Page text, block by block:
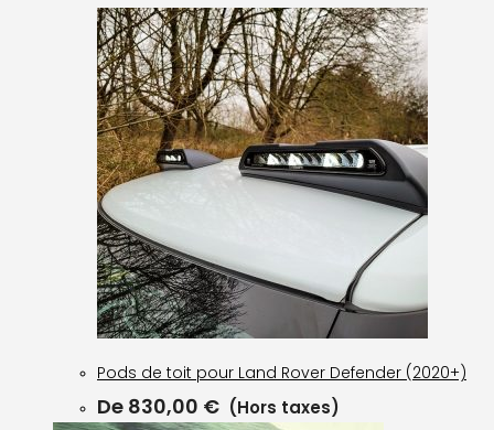
Pods de toit pour Land Rover Defender (2020+)
De 830,00 € (Hors taxes)